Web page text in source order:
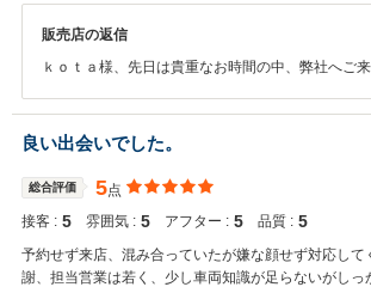
販売店の返信
ｋｏｔａ様、先日は貴重なお時間の中、弊社へご
常に良かったと思います。 弊社では長く大切にお車に乗っていただき
たいとということで、アフターサービスに関しても
応させていただいております。 ご相談やお困りの
絡ください。今後ともよろしくお願いいたします。
良い出会いでした。
総合評価 5点
接客 : 5 雰囲気 : 5 アフター : 5 品質 : 5
予約せず来店、混み合っていたが嫌な顔せず対応して
謝、担当営業は若く、少し車両知識が足らないがしっ